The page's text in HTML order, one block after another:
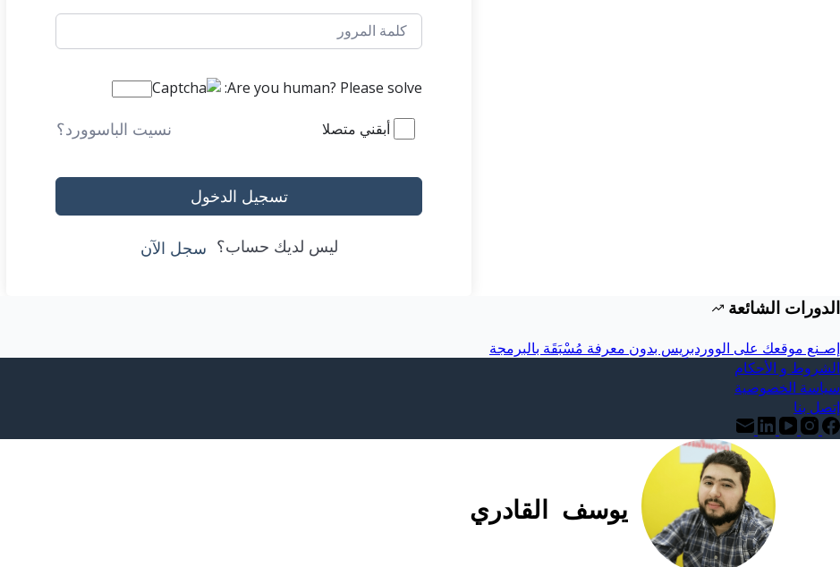
Are you human? Please solve:
أبقني متصلا نسيت الباسوورد؟
تسجيل الدخول
ليس لديك حساب؟ سجل الآن
الدورات الشائعة
إصـنع موقعك على الووردبرِيس بدون معرفة مُسْبَقَة بالبرمجة
الشروط و الأحكام
سياسة الخصوصية
إتصل بنا
يوسف القادري